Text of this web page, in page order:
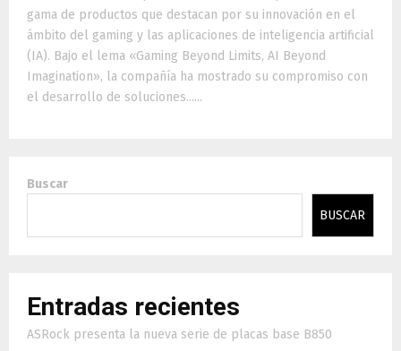
gama de productos que destacan por su innovación en el
ámbito del gaming y las aplicaciones de inteligencia artificial
(IA). Bajo el lema «Gaming Beyond Limits, AI Beyond
Imagination», la compañía ha mostrado su compromiso con
el desarrollo de soluciones......
Buscar
BUSCAR
Entradas recientes
ASRock presenta la nueva serie de placas base B850